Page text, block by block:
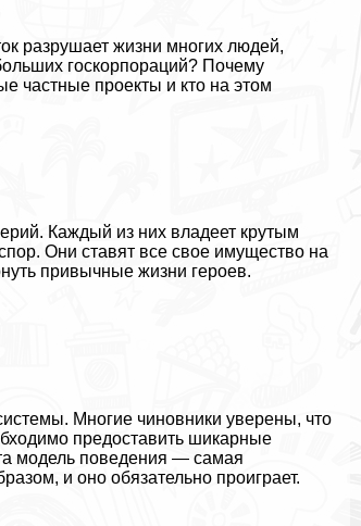
разрушает жизни многих людей,
госкорпораций? Почему
частные проекты и кто на этом
Каждый из них владеет крутым
Они ставят все свое имущество на
привычные жизни героев.
Многие чиновники уверены, что
предоставить шикарные
модель поведения — самая
и оно обязательно проиграет.